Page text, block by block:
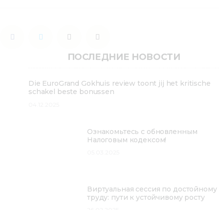
ПОСЛЕДНИЕ НОВОСТИ
Die EuroGrand Gokhuis review toont jij het kritische
schakel beste bonussen
Ознакомьтесь с обновленным
Налоговым кодексом!
Виртуальная сессия по достойному
труду: пути к устойчивому росту